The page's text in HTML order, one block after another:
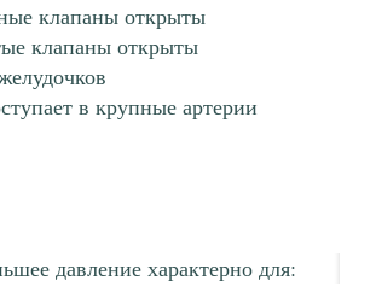
клапаны открыты
клапаны открыты
в крупные артерии
давление характерно для: